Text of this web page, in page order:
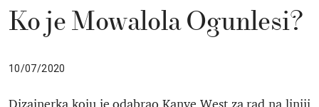
Ko je Mowalola Ogunlesi?
10/07/2020